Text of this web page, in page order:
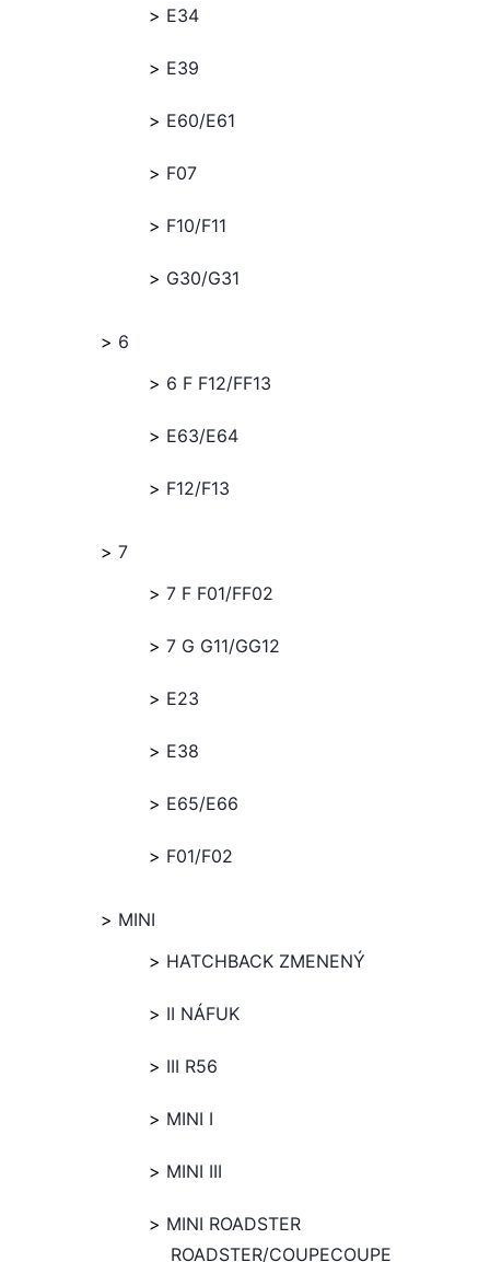
E34
E39
E60/E61
F07
F10/F11
G30/G31
6
6 F F12/FF13
E63/E64
F12/F13
7
7 F F01/FF02
7 G G11/GG12
E23
E38
E65/E66
F01/F02
MINI
HATCHBACK ZMENENÝ
II NÁFUK
III R56
MINI I
MINI III
MINI ROADSTER
ROADSTER/COUPECOUPE